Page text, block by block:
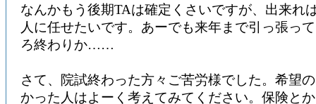
なんかもう後期TAは確定くさいですが、出来れ
人に任せたいです。あーでも来年まで引っ張っ
ろ終わりか……
さて、院試終わった方々ご苦労様でした。希望
かった人はよーく考えてみてください。保険と